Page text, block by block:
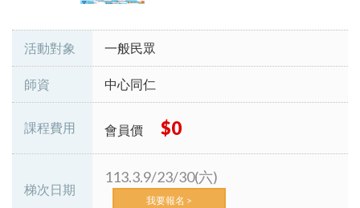
活動對象 一般民眾
師資 中心同仁
課程費用 會員價 $0
梯次日期
113.3.9/23/30(六)
我要報名 >